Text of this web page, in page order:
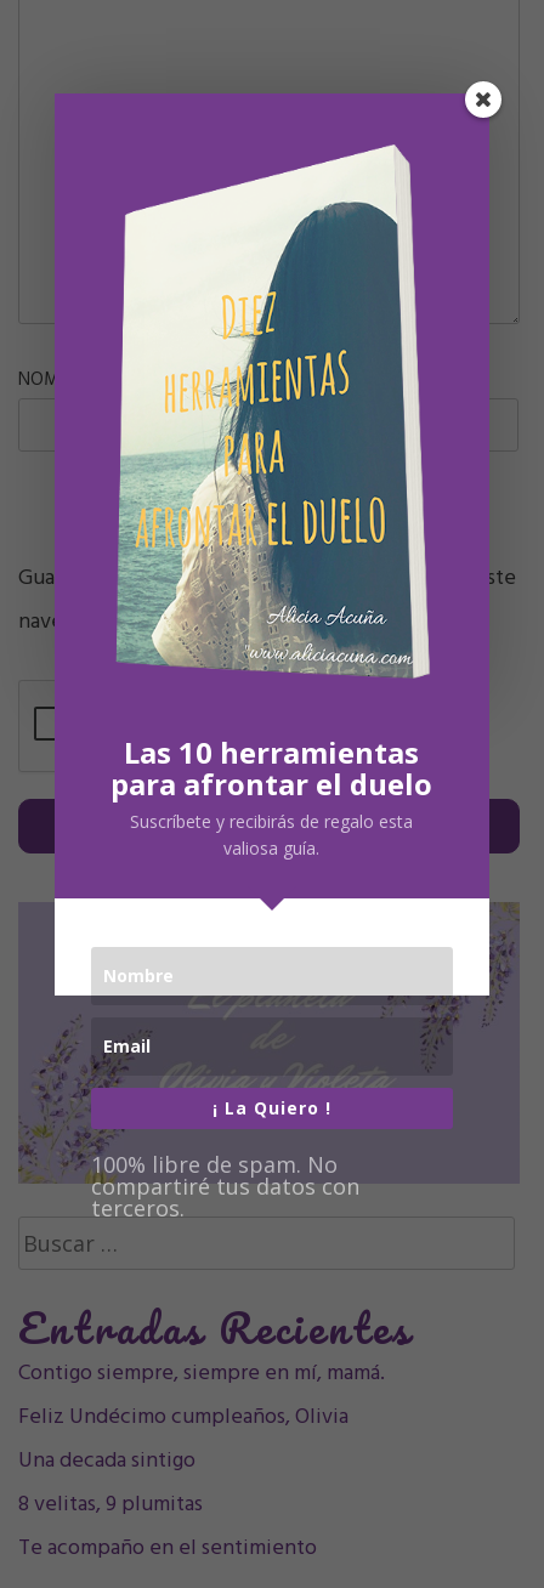
NOMBRE
CORREO
ELECTRÓNICO
Guarda mi nombre, correo electrónico y web en este
navegador para la próxima vez que comente.
Buscar:
Entradas Recientes
Contigo siempre, siempre en mí, mamá.
Feliz Undécimo cumpleaños, Olivia
Una decada sintigo
8 velitas, 9 plumitas
Te acompaño en el sentimiento
Las 10 herramientas
para afrontar el duelo
Suscríbete y recibirás de regalo esta
valiosa guía.
¡ La Quiero !
100% libre de spam. No
compartiré tus datos con
terceros.